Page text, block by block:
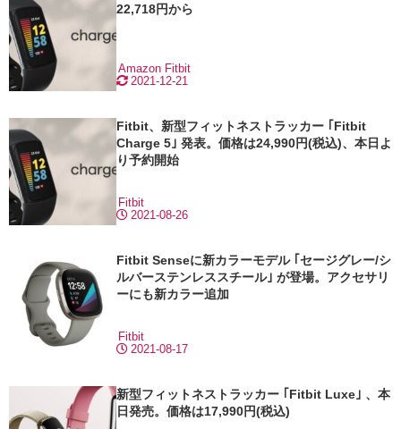
22,718円から
2021-12-21
Amazon Fitbit
Fitbit、新型フィットネストラッカー ｢Fitbit
Charge 5｣ 発表。価格は24,990円(税込)、本日よ
り予約開始
2021-08-26
Fitbit
Fitbit Senseに新カラーモデル ｢セージグレー/シ
ルバーステンレススチール｣ が登場。アクセサリ
ーにも新カラー追加
2021-08-17
Fitbit
新型フィットネストラッカー ｢Fitbit Luxe｣ 、本
日発売。価格は17,990円(税込)